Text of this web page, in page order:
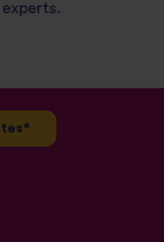
experts.